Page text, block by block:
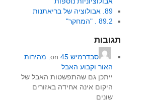
89. אבולוציה של בריאתנות
89.2 . "המחקר"
תגובות
סבדרמישon
45. מהירות
האור וקבוע האבל
ייתכן גם שהתפשטות האבל של
היקום אינה אחידה באזורים
שונים